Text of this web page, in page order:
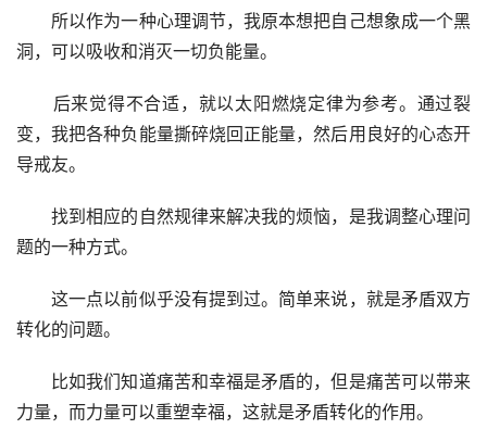
所以作为一种心理调节，我原本想把自己想象成一个黑
洞，可以吸收和消灭一切负能量。
后来觉得不合适，就以太阳燃烧定律为参考。通过裂
变，我把各种负能量撕碎烧回正能量，然后用良好的心态开
导戒友。
找到相应的自然规律来解决我的烦恼，是我调整心理问
题的一种方式。
这一点以前似乎没有提到过。简单来说，就是矛盾双方
转化的问题。
比如我们知道痛苦和幸福是矛盾的，但是痛苦可以带来
力量，而力量可以重塑幸福，这就是矛盾转化的作用。